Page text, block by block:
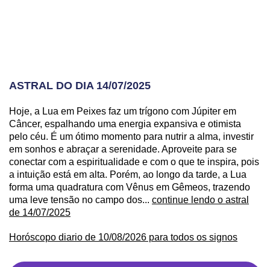
ASTRAL DO DIA 14/07/2025
Hoje, a Lua em Peixes faz um trígono com Júpiter em
Câncer, espalhando uma energia expansiva e otimista
pelo céu. É um ótimo momento para nutrir a alma, investir
em sonhos e abraçar a serenidade. Aproveite para se
conectar com a espiritualidade e com o que te inspira, pois
a intuição está em alta. Porém, ao longo da tarde, a Lua
forma uma quadratura com Vênus em Gêmeos, trazendo
uma leve tensão no campo dos... continue lendo o astral
de 14/07/2025
Horóscopo diario de 10/08/2026 para todos os signos